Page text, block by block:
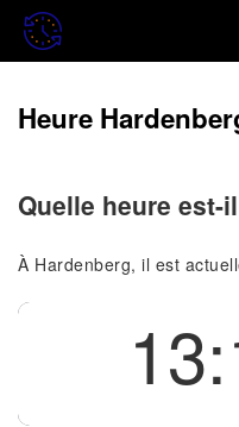
Heure
Quelle heure est-
À Hardenberg, il est